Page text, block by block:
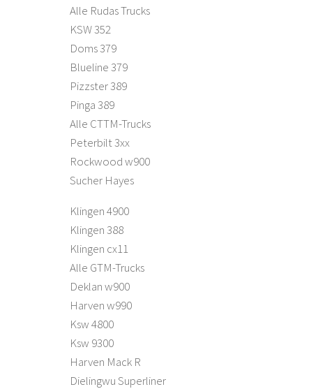
Alle Rudas Trucks
KSW 352
Doms 379
Blueline 379
Pizzster 389
Pinga 389
Alle CTTM-Trucks
Peterbilt 3xx
Rockwood w900
Sucher Hayes
Klingen 4900
Klingen 388
Klingen cx11
Alle GTM-Trucks
Deklan w900
Harven w990
Ksw 4800
Ksw 9300
Harven Mack R
Dielingwu Superliner